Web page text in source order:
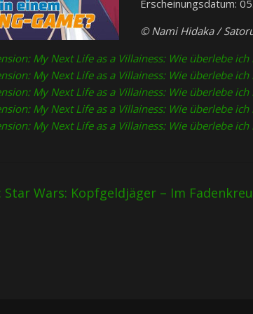
Erscheinungsdatum:
© Nami Hidaka /
My Next Life as a Villainess: Wie überlebe
My Next Life as a Villainess: Wie überlebe
My Next Life as a Villainess: Wie überlebe
My Next Life as a Villainess: Wie überlebe
My Next Life as a Villainess: Wie überlebe
Star Wars: Kopfgeldjäger – Im